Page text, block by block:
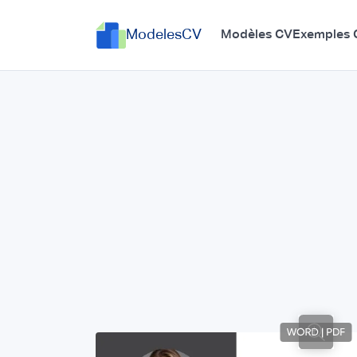
ModelesCV Modèles CVExemples